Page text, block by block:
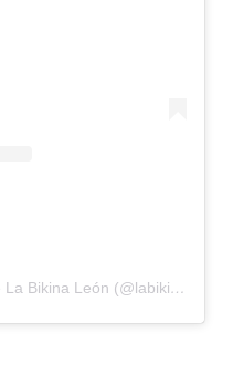
Una publicación compartida de La Bikina León (@labikinaleon)